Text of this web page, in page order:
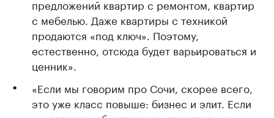
предложений квартир с ремонтом, квартир
с мебелью. Даже квартиры с техникой
продаются «под ключ». Поэтому,
естественно, отсюда будет варьироваться и
ценник».
«Если мы говорим про Сочи, скорее всего,
это уже класс повыше: бизнес и элит. Если